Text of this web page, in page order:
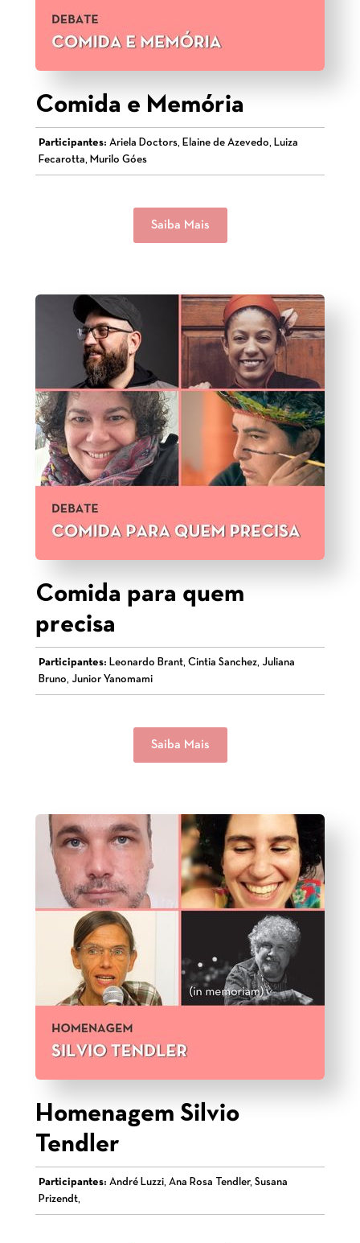
Comida e Memória
Participantes: Ariela Doctors, Elaine de Azevedo, Luiza
Fecarotta, Murilo Góes
Saiba Mais
Comida para quem
precisa
Participantes: Leonardo Brant, Cintia Sanchez, Juliana
Bruno, Junior Yanomami
Saiba Mais
Homenagem Silvio
Tendler
Participantes: André Luzzi, Ana Rosa Tendler, Susana
Prizendt,